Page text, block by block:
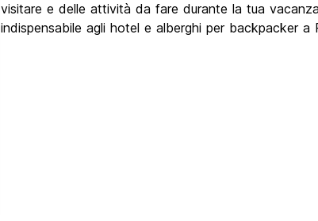
visitare e delle attività da fare durante la tua
indispensabile agli hotel e alberghi per backpacker a